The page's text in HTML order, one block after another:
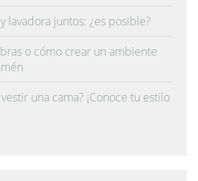
lavadora juntos: ¿es posible?
o cómo crear un ambiente
una cama? ¡Conoce tu estilo